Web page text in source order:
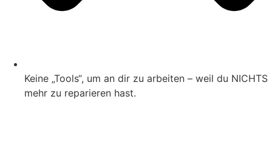
Keine „Tools“, um an dir zu arbeiten – weil du NICHTS
mehr zu reparieren hast.